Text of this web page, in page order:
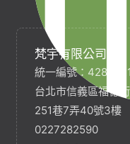
梵宇有限公司
統一編號：
台北市信義區福德街
251巷7弄40號3樓
0227282590